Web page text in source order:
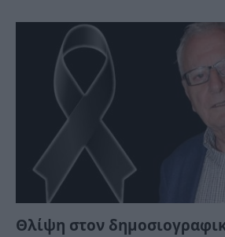
Θλίψη στον